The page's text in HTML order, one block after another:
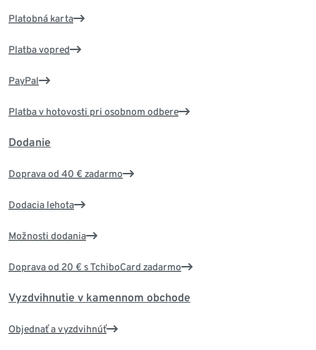
Platobná karta
Platba vopred
PayPal
Platba v hotovosti pri osobnom odbere
Dodanie
Doprava od 40 € zadarmo
Dodacia lehota
Možnosti dodania
Doprava od 20 € s TchiboCard zadarmo
Vyzdvihnutie v kamennom obchode
Objednať a vyzdvihnúť